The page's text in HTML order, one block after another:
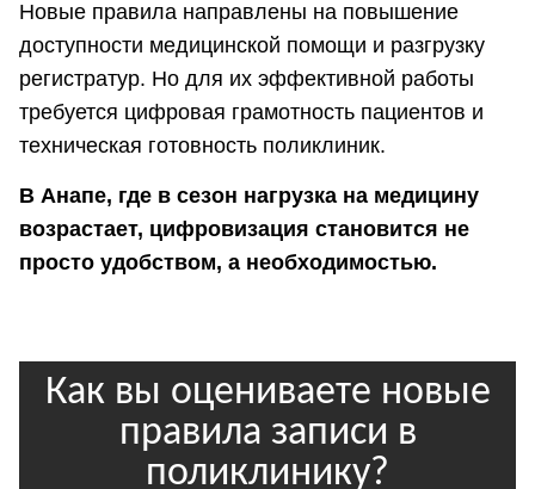
Новые правила направлены на повышение
доступности медицинской помощи и разгрузку
регистратур. Но для их эффективной работы
требуется цифровая грамотность пациентов и
техническая готовность поликлиник.
В Анапе, где в сезон нагрузка на медицину
возрастает, цифровизация становится не
просто удобством, а необходимостью.